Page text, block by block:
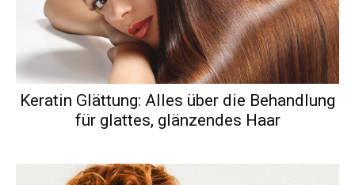
Keratin Glättung: Alles über die Behandlung
für glattes, glänzendes Haar